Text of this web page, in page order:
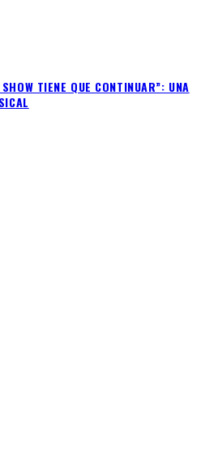
TIENE QUE CONTINUAR”: UNA